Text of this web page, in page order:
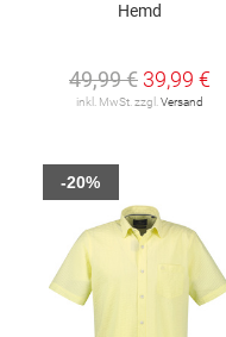
Hemd
49,99 € 39,99 €
inkl. MwSt. zzgl. Versand
-20%